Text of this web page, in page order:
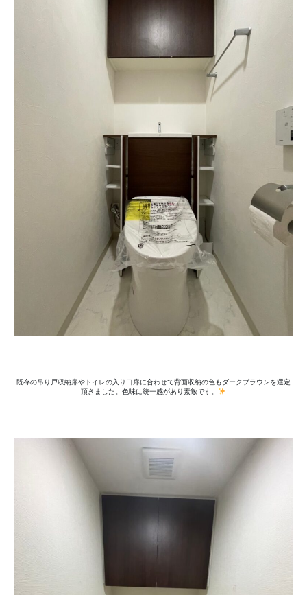
既存の吊り戸収納扉やトイレの入り口扉に合わせて背面収納の色もダークブラウンを選定
頂きました。色味に統一感があり素敵です。